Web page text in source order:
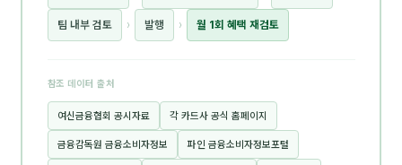
팀 내부 검토 › 발행 › 월 1회 혜택 재검토
참조 데이터 출처
여신금융협회 공시자료 각 카드사 공식 홈페이지
금융감독원 금융소비자정보 파인 금융소비자정보포털